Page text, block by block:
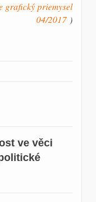
grafický priemysel
04/2017 )
ve věci